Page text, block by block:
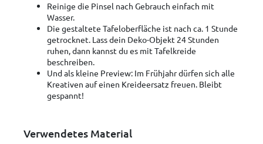
Reinige die Pinsel nach Gebrauch einfach mit
Wasser.
Die gestaltete Tafeloberfläche ist nach ca. 1 Stunde
getrocknet. Lass dein Deko-Objekt 24 Stunden
ruhen, dann kannst du es mit Tafelkreide
beschreiben.
Und als kleine Preview: Im Frühjahr dürfen sich alle
Kreativen auf einen Kreideersatz freuen. Bleibt
gespannt!
Verwendetes Material